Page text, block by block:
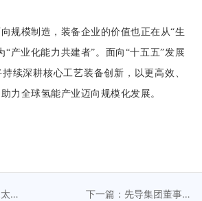
规模制造，装备企业的价值也正在从“生
“产业化能力共建者”。面向“十五五”发展
续深耕核心工艺装备创新，以更高效、
力全球氢能产业迈向规模化发展。
下一篇：先导集团董事长